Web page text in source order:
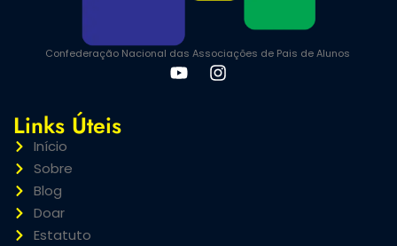
Confederação Nacional das Associações de Pais de Alunos
Links Úteis
Início
Sobre
Blog
Doar
Estatuto